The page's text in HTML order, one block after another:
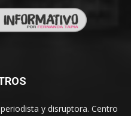
y disruptora. Centro